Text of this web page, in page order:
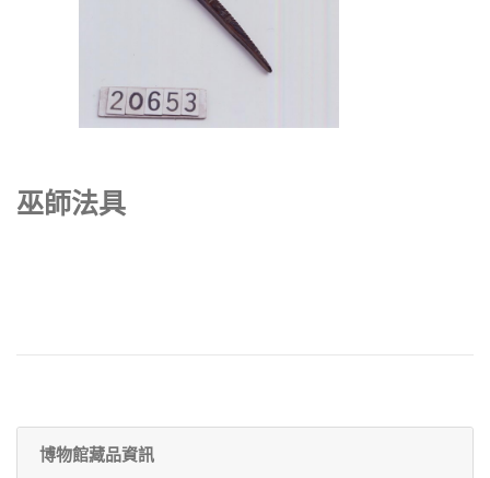
巫師法具
博物館藏品資訊